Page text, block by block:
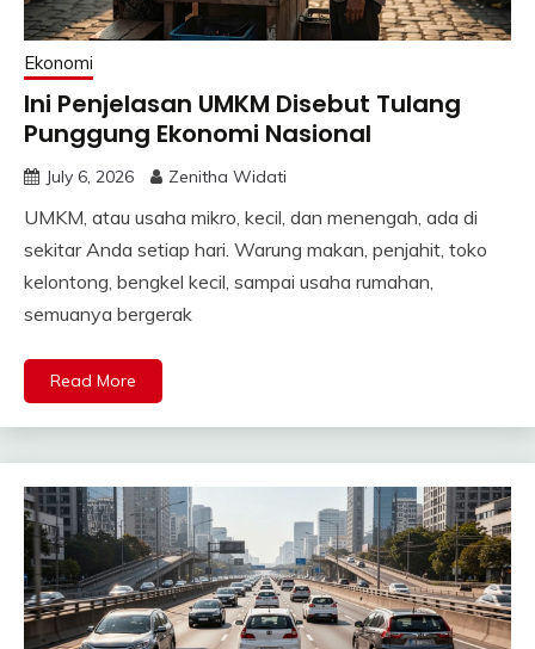
Ekonomi
Ini Penjelasan UMKM Disebut Tulang
Punggung Ekonomi Nasional
July 6, 2026 Zenitha Widati
UMKM, atau usaha mikro, kecil, dan menengah, ada di
sekitar Anda setiap hari. Warung makan, penjahit, toko
kelontong, bengkel kecil, sampai usaha rumahan,
semuanya bergerak
Read More